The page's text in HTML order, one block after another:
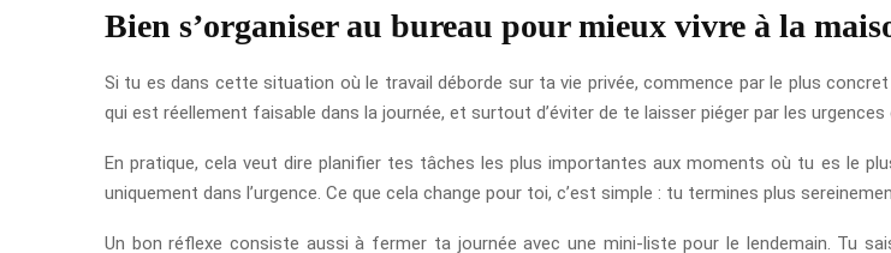
Bien s’organiser au bureau pour mieux vivre à la
Si tu es dans cette situation où le travail déborde sur ta vie privée, commence par le plus
qui est réellement faisable dans la journée, et surtout d’éviter de te laisser piéger par les urgences
En pratique, cela veut dire planifier tes tâches les plus importantes aux moments où tu es le
uniquement dans l’urgence. Ce que cela change pour toi, c’est simple : tu termines plus
Un bon réflexe consiste aussi à fermer ta journée avec une mini-liste pour le lendemain. Tu